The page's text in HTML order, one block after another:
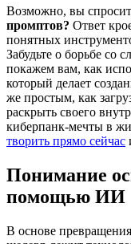
Возможно, вы
промптов? Ответ
понятных
Забудьте о борьбе
покажем вам, как
который делает
же простым, как
раскрыть своего
киберпанк-мечты в
творить прямо сейчас
Понимание
помощью ИИ
В основе